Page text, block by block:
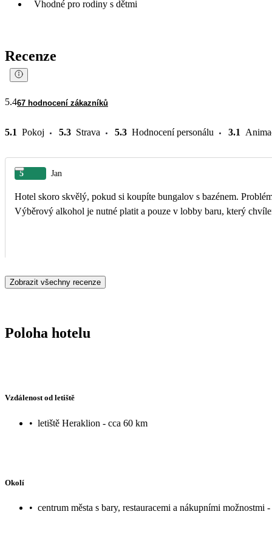
Vhodné pro rodiny s dětmi
Recenze
5.467 hodnocení zákazníků
5.1 Pokoj 5.3 Strava 5.3 Hodnocení personálu 3.1
5 Jan
Hotel skoro skvělý, pokud si koupíte bungalov s bazénem.
Výběrový alkohol je nutné platit a pouze v lobby baru, který
Zobrazit všechny recenze
Poloha hotelu
Vzdálenost od letiště
• letiště Heraklion - cca 60 km
Okolí
• centrum města s bary, restauracemi a nákupními možnostmi